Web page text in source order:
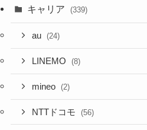
キャリア (339)
au (24)
LINEMO (8)
mineo (2)
NTTドコモ (56)